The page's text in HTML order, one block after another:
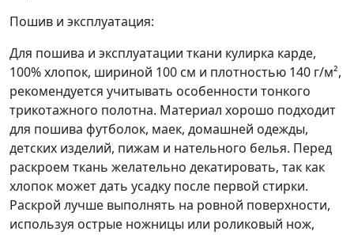
Пошив и эксплуатация:
Для пошива и эксплуатации ткани кулирка карде,
100% хлопок, шириной 100 см и плотностью 140 г/м²,
рекомендуется учитывать особенности тонкого
трикотажного полотна. Материал хорошо подходит
для пошива футболок, маек, домашней одежды,
детских изделий, пижам и нательного белья. Перед
раскроем ткань желательно декатировать, так как
хлопок может дать усадку после первой стирки.
Раскрой лучше выполнять на ровной поверхности,
используя острые ножницы или роликовый нож,